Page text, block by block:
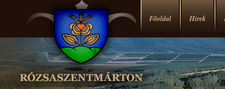
Főoldal Hírek